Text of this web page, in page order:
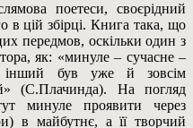
поетеси, своєрідний
в цій збірці. Книга така, що
передмов, оскільки один з
як: «минуле – сучасне –
інший був уже й зовсім
(С.Плачинда). На погляд
минуле проявити через
в майбутнє, а її творчий